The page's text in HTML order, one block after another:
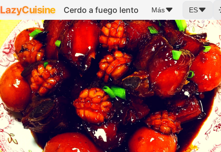
LazyCuisine Cerdo a fuego lento Más ES